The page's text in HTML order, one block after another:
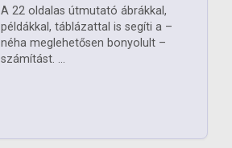
A 22 oldalas útmutató ábrákkal,
példákkal, táblázattal is segíti a –
néha meglehetősen bonyolult –
számítást. ...